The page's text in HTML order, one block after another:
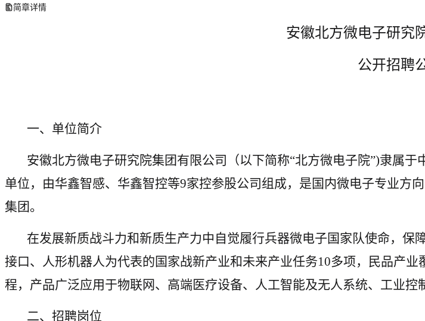
简章详情
安徽北方微电子研究
公开招聘
一、单位简介
安徽北方微电子研究院集团有限公司（以下简称“北方微电子院”)隶属
单位，由华鑫智感、华鑫智控等9家控参股公司组成，是国内微电子专业方
集团。
在发展新质战斗力和新质生产力中自觉履行兵器微电子国家队使命，保
接口、人形机器人为代表的国家战新产业和未来产业任务10多项，民品产
程，产品广泛应用于物联网、高端医疗设备、人工智能及无人系统、工业控
二、招聘岗位